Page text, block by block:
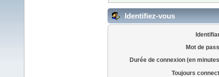
Identifiez-vous
Mot de
Durée de connexion (en
Toujours